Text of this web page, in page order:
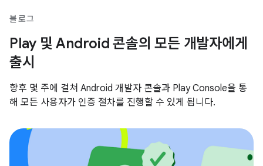
블로그
Play 및 Android 콘솔의 모든 개발자에게
출시
향후 몇 주에 걸쳐 Android 개발자 콘솔과 Play Console을 통
해 모든 사용자가 인증 절차를 진행할 수 있게 됩니다.